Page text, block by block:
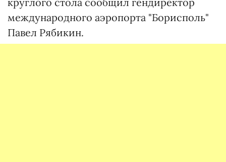
международного аэропорта "Борисполь"
Павел Рябикин.